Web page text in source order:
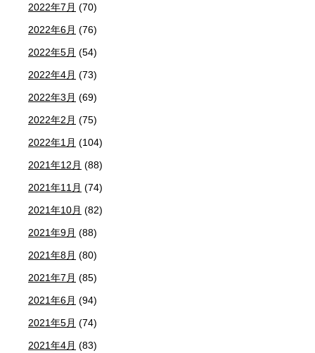
2022年7月 (70)
2022年6月 (76)
2022年5月 (54)
2022年4月 (73)
2022年3月 (69)
2022年2月 (75)
2022年1月 (104)
2021年12月 (88)
2021年11月 (74)
2021年10月 (82)
2021年9月 (88)
2021年8月 (80)
2021年7月 (85)
2021年6月 (94)
2021年5月 (74)
2021年4月 (83)